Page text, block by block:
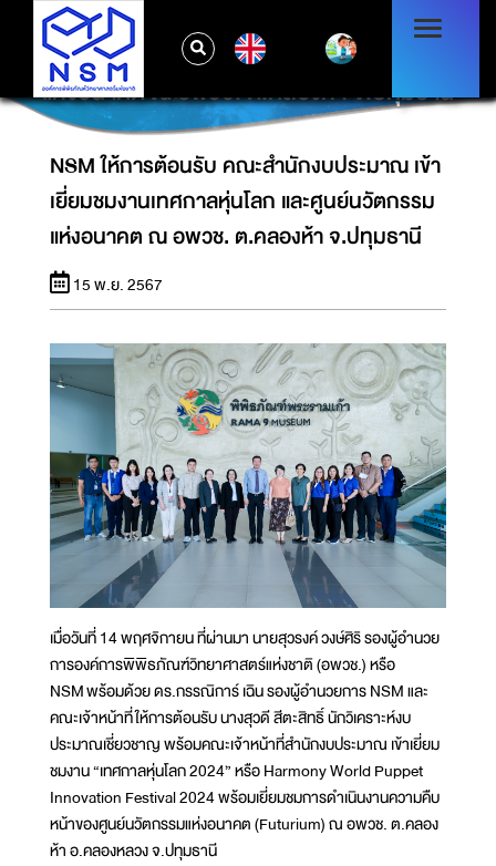
NSM ให้การต้อนรับ คณะสำนักงบประมาณ เข้า
เยี่ยมชมงานเทศกาลหุ่นโลก และศูนย์นวัตกรรม
แห่งอนาคต ณ อพวช. ต.คลองห้า จ.ปทุมธานี
NSM ให้การต้อนรับ คณะสำนักงบประมาณ เข้า
เยี่ยมชมงานเทศกาลหุ่นโลก และศูนย์นวัตกรรม
แห่งอนาคต ณ อพวช. ต.คลองห้า จ.ปทุมธานี
15 พ.ย. 2567
เมื่อวันที่ 14 พฤศจิกายน ที่ผ่านมา นายสุวรงค์ วงษ์ศิริ รองผู้อำนวย
การองค์การพิพิธภัณฑ์วิทยาศาสตร์แห่งชาติ (อพวช.) หรือ
NSM พร้อมด้วย ดร.กรรณิการ์ เฉิน รองผู้อำนวยการ NSM และ
คณะเจ้าหน้าที่ ให้การต้อนรับ นางสุวดี สีตะสิทธิ์ นักวิเคราะห์งบ
ประมาณเชี่ยวชาญ พร้อมคณะเจ้าหน้าที่สำนักงบประมาณ เข้าเยี่ยม
ชมงาน “เทศกาลหุ่นโลก 2024” หรือ Harmony World Puppet
Innovation Festival 2024 พร้อมเยี่ยมชมการดำเนินงานความคืบ
หน้าของศูนย์นวัตกรรมแห่งอนาคต (Futurium) ณ อพวช. ต.คลอง
ห้า อ.คลองหลวง จ.ปทุมธานี